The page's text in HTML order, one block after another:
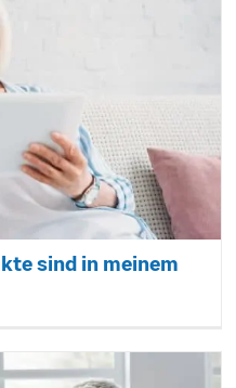
sind in meinem